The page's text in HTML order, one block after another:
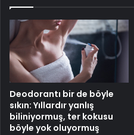
Deodorantı bir de böyle
sıkın: Yıllardır yanlış
biliniyormuş, ter kokusu
böyle yok oluyormuş